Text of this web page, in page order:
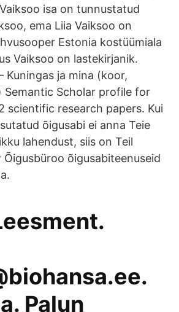
isa on tunnustatud
ema Liia Vaiksoo on
Estonia kostüümiala
Vaiksoo on lastekirjanik.
Kuningas ja mina (koor,
Semantic Scholar profile for
scientific research papers. Kui
õigusabi ei anna Teie
lahendust, siis on Teil
Õigusbüroo õigusabiteenuseid
Palun